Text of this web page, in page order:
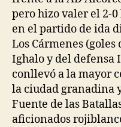
pero hizo valer el 2-
en el partido de ida
Los Cármenes
Ighalo y del defensa
conllevó a la mayor
la ciudad granadina
Fuente de las
aficionados